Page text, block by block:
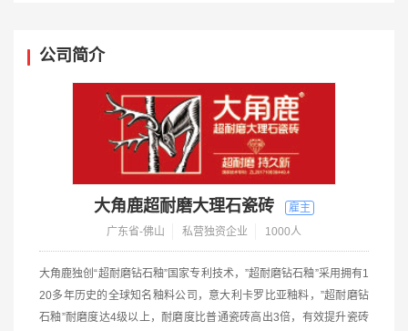
公司简介
大角鹿超耐磨大理石瓷砖
广东省-佛山 私营独资企业 1000人
大角鹿独创“超耐磨钻石釉”国家专利技术，”超耐磨钻石釉”采用拥有1
20多年历史的全球知名釉料公司，意大利卡罗比亚釉料，”超耐磨钻
石釉”耐磨度达4级以上，耐磨度比普通瓷砖高出3倍，有效提升瓷砖